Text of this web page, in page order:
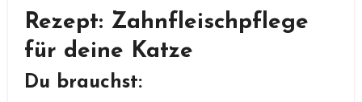
Rezept: Zahnfleischpflege
für deine Katze
Du brauchst: